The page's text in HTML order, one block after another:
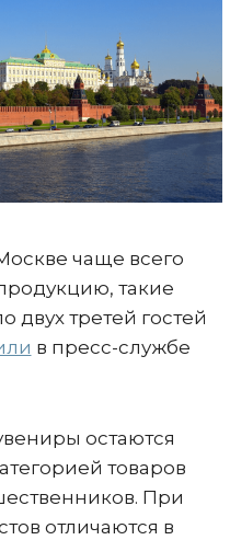
чаще всего
такие
двух третей гостей
в пресс-службе
остаются
товаров
При
отличаются в